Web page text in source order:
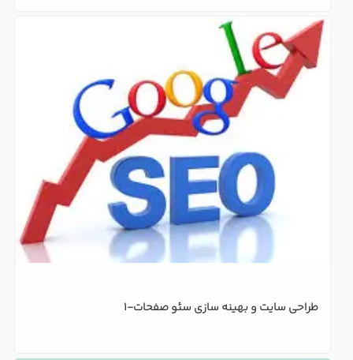
طراحی سایت و بهینه سازی سئو صفحات-1